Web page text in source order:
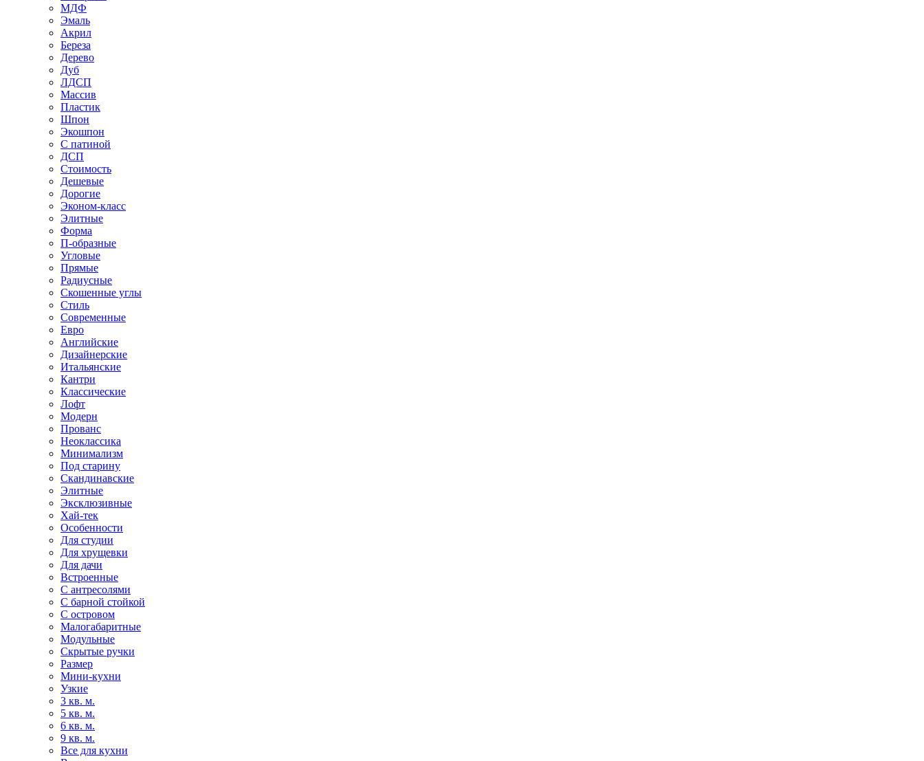
МДФ
Эмаль
Акрил
Береза
Дерево
Дуб
ЛДСП
Массив
Пластик
Шпон
Экошпон
С патиной
ДСП
Стоимость
Дешевые
Дорогие
Эконом-класс
Элитные
Форма
П-образные
Угловые
Прямые
Радиусные
Скошенные углы
Стиль
Современные
Евро
Английские
Дизайнерские
Итальянские
Кантри
Классические
Лофт
Модерн
Прованс
Неоклассика
Минимализм
Под старину
Скандинавские
Элитные
Эксклюзивные
Хай-тек
Особенности
Для студии
Для хрущевки
Для дачи
Встроенные
С антресолями
С барной стойкой
С островом
Малогабаритные
Модульные
Скрытые ручки
Размер
Мини-кухни
Узкие
3 кв. м.
5 кв. м.
6 кв. м.
9 кв. м.
Все для кухни